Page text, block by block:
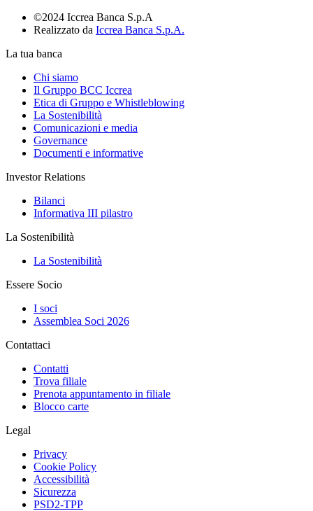
©2024 Iccrea Banca S.p.A
Realizzato da Iccrea Banca S.p.A.
La tua banca
Chi siamo
Il Gruppo BCC Iccrea
Etica di Gruppo e Whistleblowing
La Sostenibilità
Comunicazioni e media
Governance
Documenti e informative
Investor Relations
Bilanci
Informativa III pilastro
La Sostenibilità
La Sostenibilità
Essere Socio
I soci
Assemblea Soci 2026
Contattaci
Contatti
Trova filiale
Prenota appuntamento in filiale
Blocco carte
Legal
Privacy
Cookie Policy
Accessibilità
Sicurezza
PSD2-TPP